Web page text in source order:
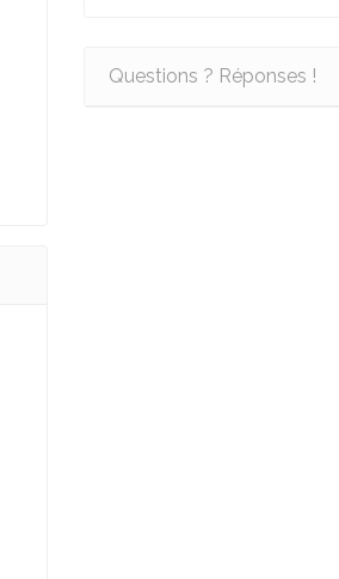
Questions ? Réponses !